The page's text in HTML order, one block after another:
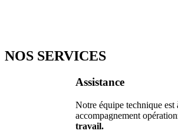
NOS SERVICES
Assistance
Notre équipe technique
accompagnement
travail.